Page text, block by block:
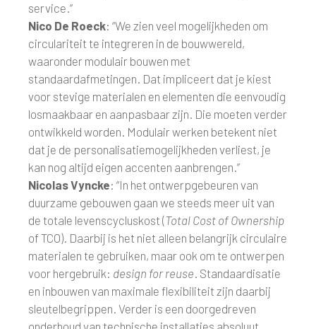
service.”
Nico De Roeck: “We zien veel mogelijkheden om
circulariteit te integreren in de bouwwereld,
waaronder modulair bouwen met
standaardafmetingen. Dat impliceert dat je kiest
voor stevige materialen en elementen die eenvoudig
losmaakbaar en aanpasbaar zijn. Die moeten verder
ontwikkeld worden. Modulair werken betekent niet
dat je de personalisatiemogelijkheden verliest, je
kan nog altijd eigen accenten aanbrengen.”
Nicolas Vyncke: “In het ontwerpgebeuren van
duurzame gebouwen gaan we steeds meer uit van
de totale levenscycluskost (Total Cost of Ownership
of TCO). Daarbij is het niet alleen belangrijk circulaire
materialen te gebruiken, maar ook om te ontwerpen
voor hergebruik: design for reuse. Standaardisatie
en inbouwen van maximale flexibiliteit zijn daarbij
sleutelbegrippen. Verder is een doorgedreven